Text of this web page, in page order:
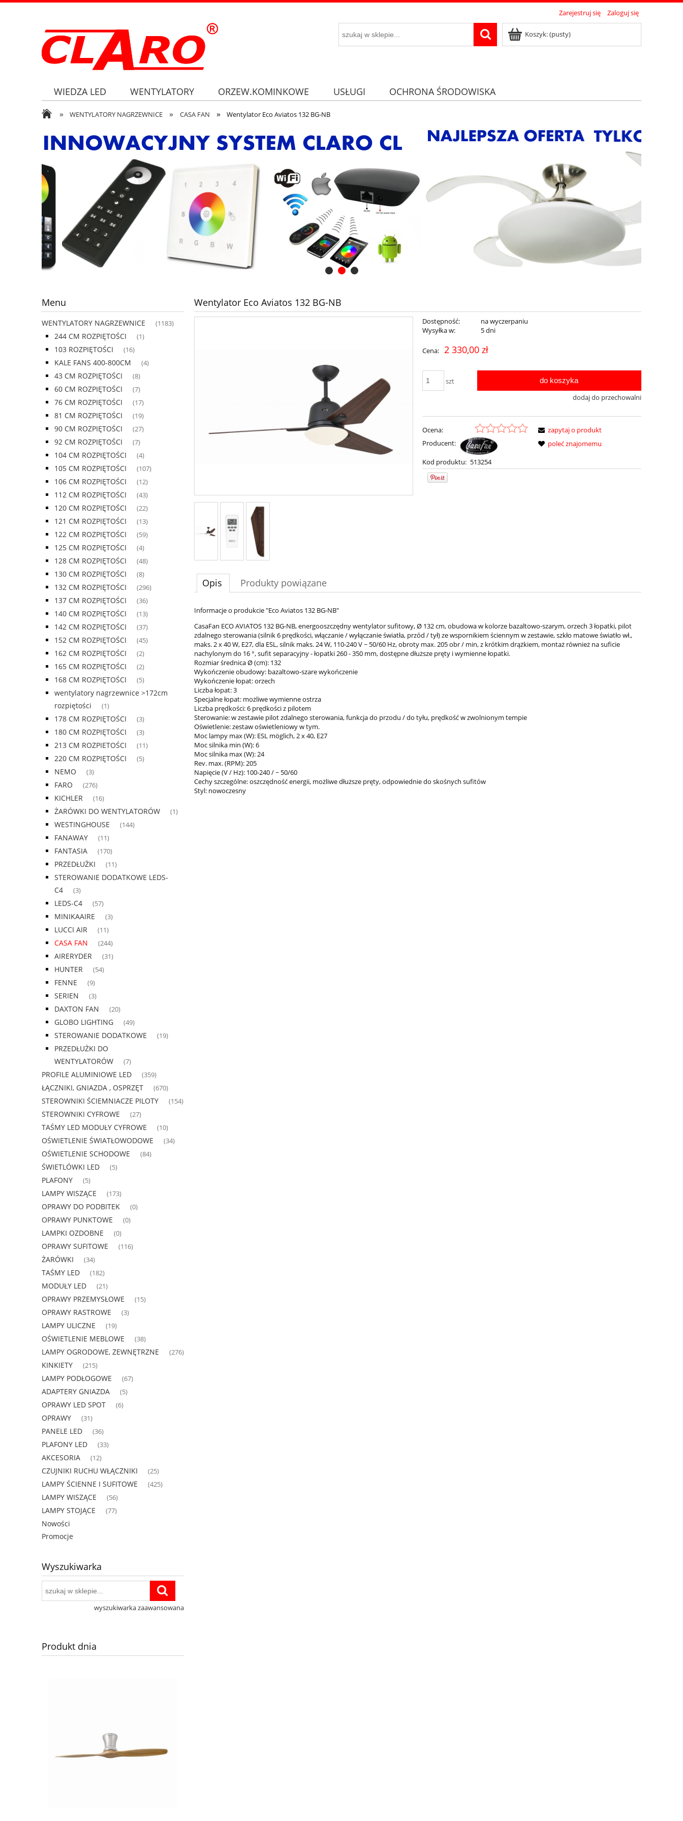
Zarejestruj się Zaloguj się
Koszyk:(pusty)
WIEDZA LED WENTYLATORY ORZEW.KOMINKOWE USŁUGI OCHRONA ŚRODOWISKA
» WENTYLATORY NAGRZEWNICE » CASA FAN » Wentylator Eco Aviatos 132 BG-NB
Menu
WENTYLATORY NAGRZEWNICE (1183)
244 CM ROZPIĘTOŚCI (1)
103 ROZPIĘTOŚCI (16)
KALE FANS 400-800CM (4)
43 CM ROZPIĘTOŚCI (8)
60 CM ROZPIĘTOŚCI (7)
76 CM ROZPIĘTOŚCI (17)
81 CM ROZPIĘTOŚCI (19)
90 CM ROZPIĘTOŚCI (27)
92 CM ROZPIĘTOŚCI (7)
104 CM ROZPIĘTOŚCI (4)
105 CM ROZPIĘTOŚCI (107)
106 CM ROZPIĘTOŚCI (12)
112 CM ROZPIĘTOŚCI (43)
120 CM ROZPIĘTOŚCI (22)
121 CM ROZPIĘTOŚCI (13)
122 CM ROZPIĘTOŚCI (59)
125 CM ROZPIĘTOŚCI (4)
128 CM ROZPIĘTOŚCI (48)
130 CM ROZPIĘTOŚCI (8)
132 CM ROZPIĘTOŚCI (296)
137 CM ROZPIĘTOŚCI (36)
140 CM ROZPIĘTOŚCI (13)
142 CM ROZPIĘTOŚCI (37)
152 CM ROZPIĘTOŚCI (45)
162 CM ROZPIĘTOŚCI (2)
165 CM ROZPIĘTOŚCI (2)
168 CM ROZPIĘTOŚCI (5)
wentylatory nagrzewnice >172cm
rozpiętości
(1)
178 CM ROZPIĘTOŚCI (3)
180 CM ROZPIĘTOŚCI (3)
213 CM ROZPIETOŚCI (11)
220 CM ROZPIĘTOŚCI (5)
NEMO (3)
FARO (276)
KICHLER (16)
ŻARÓWKI DO WENTYLATORÓW (1)
WESTINGHOUSE (144)
FANAWAY (11)
FANTASIA (170)
PRZEDŁUŻKI (11)
STEROWANIE DODATKOWE LEDS-
C4
(3)
LEDS-C4 (57)
MINIKAAIRE (3)
LUCCI AIR (11)
CASA FAN (244)
AIRERYDER (31)
HUNTER (54)
FENNE (9)
SERIEN (3)
DAXTON FAN (20)
GLOBO LIGHTING (49)
STEROWANIE DODATKOWE (19)
PRZEDŁUŻKI DO
WENTYLATORÓW
(7)
PROFILE ALUMINIOWE LED (359)
ŁĄCZNIKI, GNIAZDA , OSPRZĘT (670)
STEROWNIKI ŚCIEMNIACZE PILOTY (154)
STEROWNIKI CYFROWE (27)
TAŚMY LED MODUŁY CYFROWE (10)
OŚWIETLENIE ŚWIATŁOWODOWE (34)
OŚWIETLENIE SCHODOWE (84)
ŚWIETLÓWKI LED (5)
PLAFONY (5)
LAMPY WISZĄCE (173)
OPRAWY DO PODBITEK (0)
OPRAWY PUNKTOWE (0)
LAMPKI OZDOBNE (0)
OPRAWY SUFITOWE (116)
ŻARÓWKI (34)
TAŚMY LED (182)
MODUŁY LED (21)
OPRAWY PRZEMYSŁOWE (15)
OPRAWY RASTROWE (3)
LAMPY ULICZNE (19)
OŚWIETLENIE MEBLOWE (38)
LAMPY OGRODOWE, ZEWNĘTRZNE (276)
KINKIETY (215)
LAMPY PODŁOGOWE (67)
ADAPTERY GNIAZDA (5)
OPRAWY LED SPOT (6)
OPRAWY (31)
PANELE LED (36)
PLAFONY LED (33)
AKCESORIA (12)
CZUJNIKI RUCHU WŁĄCZNIKI (25)
LAMPY ŚCIENNE I SUFITOWE (425)
LAMPY WISZĄCE (56)
LAMPY STOJĄCE (77)
Nowości
Promocje
Wyszukiwarka
wyszukiwarka zaawansowana
Produkt dnia
Wentylator Eco Aviatos 132 BG-NB
Dostępność:
na wyczerpaniu
Wysyłka w:
5 dni
Cena: 2 330,00 zł
szt do koszyka
dodaj do przechowalni
Ocena:
Producent:
Kod produktu: 513254
zapytaj o produkt
poleć znajomemu
Opis Produkty powiązane
Informacje o produkcie "Eco Aviatos 132 BG-NB"
CasaFan ECO AVIATOS 132 BG-NB, energooszczędny wentylator sufitowy, Ø 132 cm, obudowa w kolorze bazaltowo-szarym, orzech 3 łopatki, pilot
zdalnego sterowania (silnik 6 prędkości, włączanie / wyłączanie światła, przód / tył) ze wspornikiem ściennym w zestawie, szkło matowe światło wł.,
maks. 2 x 40 W, E27, dla ESL, silnik maks. 24 W, 110-240 V ~ 50/60 Hz, obroty max. 205 obr / min, z krótkim drążkiem, montaż również na suficie
nachylonym do 16 °, sufit separacyjny - łopatki 260 - 350 mm, dostępne dłuższe pręty i wymienne łopatki.
Rozmiar średnica Ø (cm): 132
Wykończenie obudowy: bazaltowo-szare wykończenie
Wykończenie łopat: orzech
Liczba łopat: 3
Specjalne łopat: możliwe wymienne ostrza
Liczba prędkości: 6 prędkości z pilotem
Sterowanie: w zestawie pilot zdalnego sterowania, funkcja do przodu / do tyłu, prędkość w zwolnionym tempie
Oświetlenie: zestaw oświetleniowy w tym.
Moc lampy max (W): ESL möglich, 2 x 40, E27
Moc silnika min (W): 6
Moc silnika max (W): 24
Rev. max. (RPM): 205
Napięcie (V / Hz): 100-240 / ~ 50/60
Cechy szczególne: oszczędność energii, możliwe dłuższe pręty, odpowiednie do skośnych sufitów
Styl: nowoczesny